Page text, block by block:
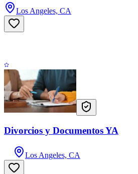
Los Angeles, CA
Divorcios y Documentos YA
Los Angeles, CA